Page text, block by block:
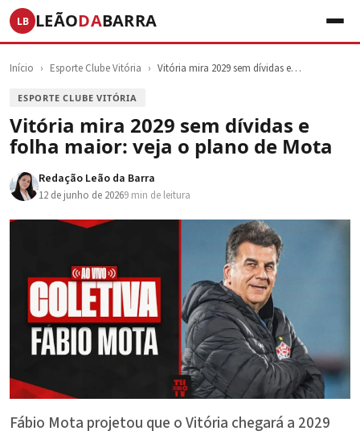
LB LEÃODABARRA
Início › Esporte Clube Vitória › Vitória mira 2029 sem dívidas e…
ESPORTE CLUBE VITÓRIA
Vitória mira 2029 sem dívidas e
folha maior: veja o plano de Mota
Redação Leão da Barra
12 de junho de 20269 min de leitura
Fábio Mota projetou que o Vitória chegará a 2029